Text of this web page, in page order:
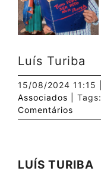
Luís Turiba
15/08/2024 11:15
Associados
Tags:
Comentários
LUÍS TURIBA